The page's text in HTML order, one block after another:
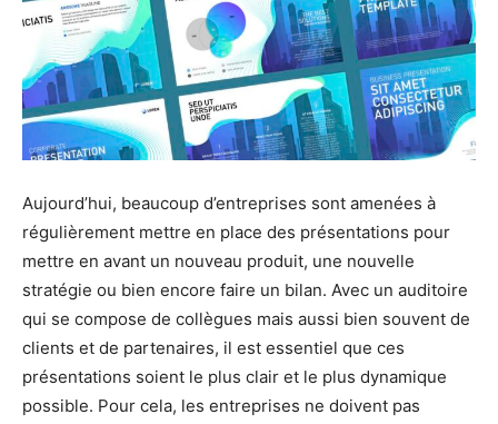
Aujourd’hui, beaucoup d’entreprises sont amenées à
régulièrement mettre en place des présentations pour
mettre en avant un nouveau produit, une nouvelle
stratégie ou bien encore faire un bilan. Avec un auditoire
qui se compose de collègues mais aussi bien souvent de
clients et de partenaires, il est essentiel que ces
présentations soient le plus clair et le plus dynamique
possible. Pour cela, les entreprises ne doivent pas